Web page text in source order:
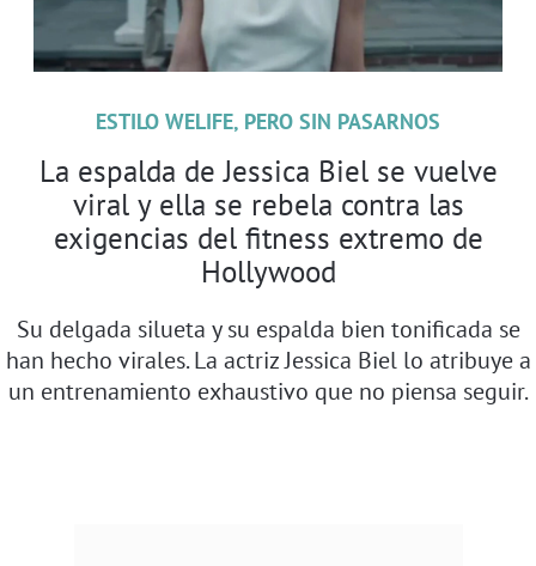
ESTILO WELIFE, PERO SIN PASARNOS
La espalda de Jessica Biel se vuelve
viral y ella se rebela contra las
exigencias del fitness extremo de
Hollywood
Su delgada silueta y su espalda bien tonificada se
han hecho virales. La actriz Jessica Biel lo atribuye a
un entrenamiento exhaustivo que no piensa seguir.